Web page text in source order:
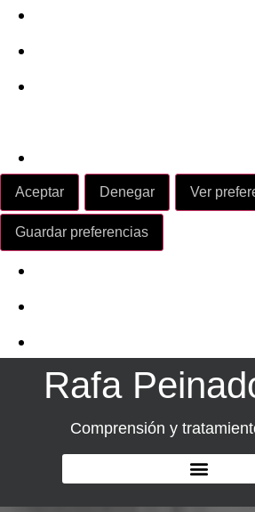
Aceptar Denegar Ver
Guardar preferencias
Rafa
Comprensión y